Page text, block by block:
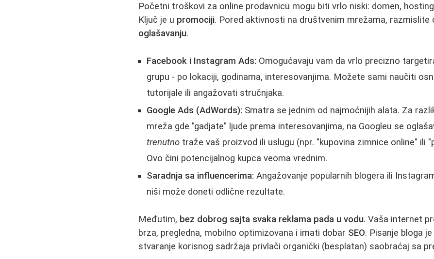
Početni troškovi za online prodavnicu mogu biti vrlo niski: domen,
Ključ je u promociji. Pored aktivnosti na društvenim mrežama, razmislite
oglašavanju.
Facebook i Instagram Ads: Omogućavaju vam da vrlo precizno
grupu - po lokaciji, godinama, interesovanjima. Možete sami naučiti
tutorijale ili angažovati stručnjaka.
Google Ads (AdWords): Smatra se jednim od najmoćnijih alata. Za
mreža gde "gadjate" ljude prema interesovanjima, na Googleu se
trenutno traže vaš proizvod ili uslugu (npr. "kupovina zimnice online" ili
Ovo čini potencijalnog kupca veoma vrednim.
Saradnja sa influencerima: Angažovanje popularnih blogera ili
niši može doneti odlične rezultate.
Međutim, bez dobrog sajta svaka reklama pada u vodu. Vaša internet
brza, pregledna, mobilno optimizovana i imati dobar SEO. Pisanje bloga
stvaranje korisnog sadržaja privlači organički (besplatan) saobraćaj sa